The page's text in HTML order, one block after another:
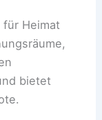
Heimat
bietet